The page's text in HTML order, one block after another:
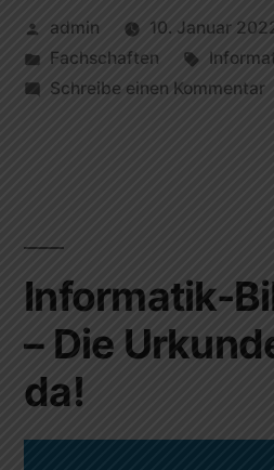
admin
10. Januar
Fachschaften
Schreibe einen Kommentar
Informatik-
– Die
da!